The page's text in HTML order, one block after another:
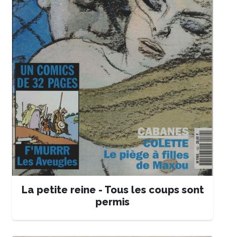
La petite reine - Tous les coups sont
permis